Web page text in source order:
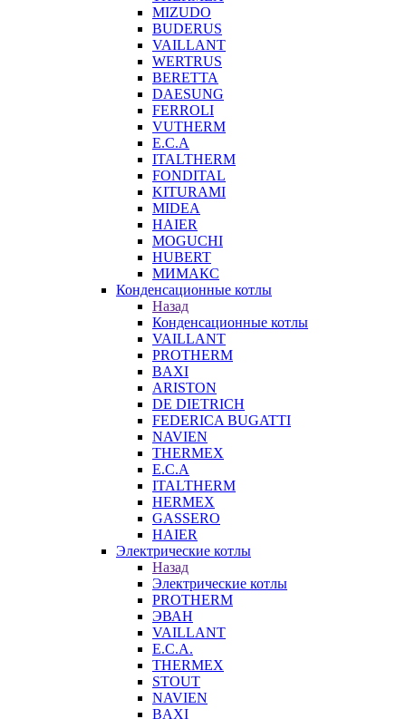
MIZUDO
BUDERUS
VAILLANT
WERTRUS
BERETTA
DAESUNG
FERROLI
VUTHERM
E.C.A
ITALTHERM
FONDITAL
KITURAMI
MIDEA
HAIER
MOGUCHI
HUBERT
МИМАКС
Конденсационные котлы
Назад
Конденсационные котлы
VAILLANT
PROTHERM
BAXI
ARISTON
DE DIETRICH
FEDERICA BUGATTI
NAVIEN
THERMEX
E.C.A
ITALTHERM
HERMEX
GASSERO
HAIER
Электрические котлы
Назад
Электрические котлы
PROTHERM
ЭВАН
VAILLANT
E.C.A.
THERMEX
STOUT
NAVIEN
BAXI